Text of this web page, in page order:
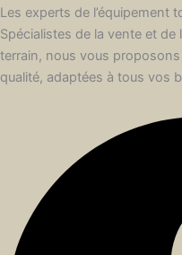
Les experts de l’équipement
Spécialistes de la vente et de
terrain, nous vous
qualité, adaptées à tous vos